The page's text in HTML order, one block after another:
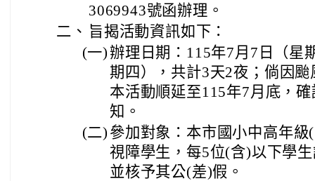
3069943號函辦理。
二、 旨揭活動資訊如下：
(一)辦理日期：115年7月7日（星
期四），共計3天2夜；倘因
本活動順延至115年7月底，
知。
(二) 參加對象：本市國小中高年
視障學生，每5位(含)以下學
並核予其公(差)假。